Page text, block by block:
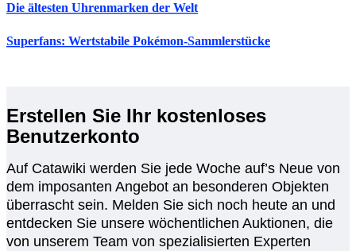
Die ältesten Uhrenmarken der Welt
Superfans: Wertstabile Pokémon-Sammlerstücke
Erstellen Sie Ihr kostenloses
Benutzerkonto
Auf Catawiki werden Sie jede Woche auf’s Neue von
dem imposanten Angebot an besonderen Objekten
überrascht sein. Melden Sie sich noch heute an und
entdecken Sie unsere wöchentlichen Auktionen, die
von unserem Team von spezialisierten Experten